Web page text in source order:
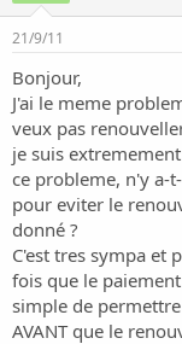
21/9/11
Bonjour,
J'ai le meme
veux pas
je suis
ce probleme, n'y a-
pour eviter le
donné ?
C'est tres sympa et
fois que le
simple de
AVANT que le